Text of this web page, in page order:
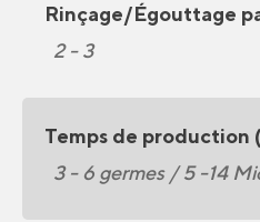
Rinçage/Égouttage
2 - 3
Temps de production
3 - 6 germes / 5 -14